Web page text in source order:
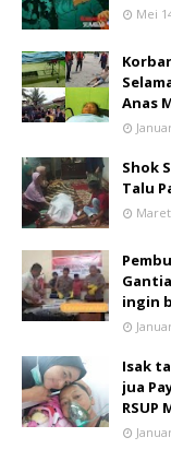
Mei
Anas
Shok
Talu
ingin
Isak
jua
RSUP